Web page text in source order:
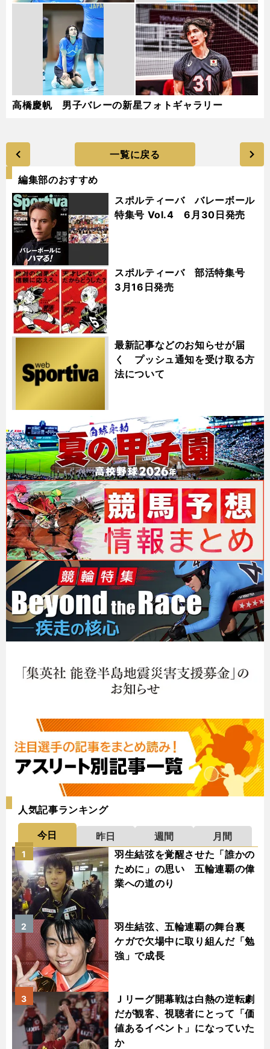
高橋慶帆 男子バレーの新星フォトギャラリー
一覧に戻る
編集部のおすすめ
スポルティーバ バレーボール
特集号 Vol.4 6月30日発売
スポルティーバ 部活特集号
3月16日発売
最新記事などのお知らせが届
く プッシュ通知を受け取る方
法について
人気記事ランキング
今日 昨日 週間
月間
羽生結弦を覚醒させた「誰かの
ために」の思い 五輪連覇の偉
業への道のり
1
羽生結弦、五輪連覇の舞台裏
ケガで欠場中に取り組んだ「勉
強」で成長
2
Ｊリーグ開幕戦は白熱の逆転劇
だが観客、視聴者にとって「価
値あるイベント」になっていた
か
3